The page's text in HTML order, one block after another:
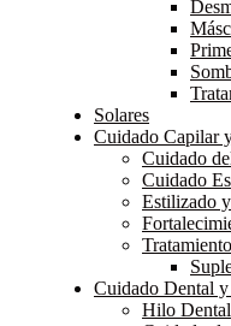
Solares
Cuidado Capilar
Cuidado
Cuidado
Estilizado
Cuidado Dental
Hilo Dental